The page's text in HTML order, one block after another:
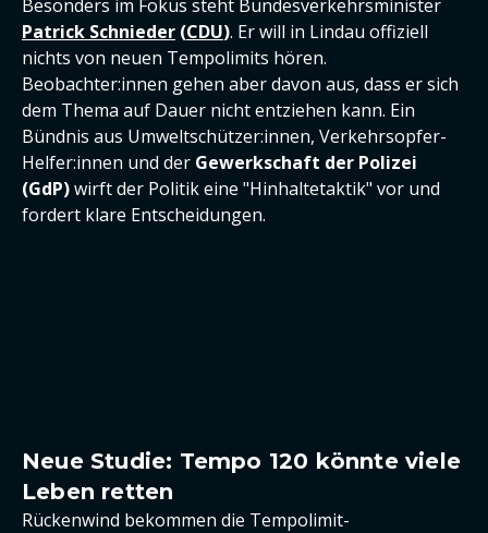
Besonders im Fokus steht Bundesverkehrsminister
Patrick Schnieder (CDU). Er will in Lindau offiziell
nichts von neuen Tempolimits hören.
Beobachter:innen gehen aber davon aus, dass er sich
dem Thema auf Dauer nicht entziehen kann. Ein
Bündnis aus Umweltschützer:innen, Verkehrsopfer-
Helfer:innen und der Gewerkschaft der Polizei
(GdP)wirft der Politik eine "Hinhaltetaktik" vor und
fordert klare Entscheidungen.
Neue Studie: Tempo 120 könnte viele
Leben retten
Rückenwind bekommen die Tempolimit-